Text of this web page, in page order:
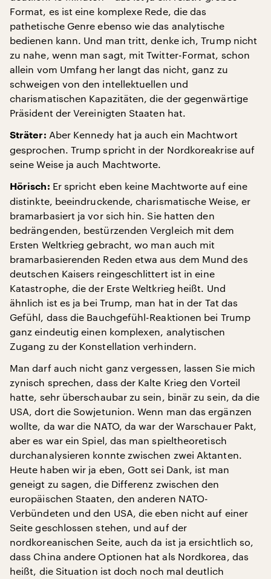
Format, es ist eine komplexe Rede, die das
pathetische Genre ebenso wie das analytische
bedienen kann. Und man tritt, denke ich, Trump nicht
zu nahe, wenn man sagt, mit Twitter-Format, schon
allein vom Umfang her langt das nicht, ganz zu
schweigen von den intellektuellen und
charismatischen Kapazitäten, die der gegenwärtige
Präsident der Vereinigten Staaten hat.
Sträter: Aber Kennedy hat ja auch ein Machtwort
gesprochen. Trump spricht in der Nordkoreakrise auf
seine Weise ja auch Machtworte.
Hörisch: Er spricht eben keine Machtworte auf eine
distinkte, beeindruckende, charismatische Weise, er
bramarbasiert ja vor sich hin. Sie hatten den
bedrängenden, bestürzenden Vergleich mit dem
Ersten Weltkrieg gebracht, wo man auch mit
bramarbasierenden Reden etwa aus dem Mund des
deutschen Kaisers reingeschlittert ist in eine
Katastrophe, die der Erste Weltkrieg heißt. Und
ähnlich ist es ja bei Trump, man hat in der Tat das
Gefühl, dass die Bauchgefühl-Reaktionen bei Trump
ganz eindeutig einen komplexen, analytischen
Zugang zu der Konstellation verhindern.
Man darf auch nicht ganz vergessen, lassen Sie mich
zynisch sprechen, dass der Kalte Krieg den Vorteil
hatte, sehr überschaubar zu sein, binär zu sein, da die
USA, dort die Sowjetunion. Wenn man das ergänzen
wollte, da war die NATO, da war der Warschauer Pakt,
aber es war ein Spiel, das man spieltheoretisch
durchanalysieren konnte zwischen zwei Aktanten.
Heute haben wir ja eben, Gott sei Dank, ist man
geneigt zu sagen, die Differenz zwischen den
europäischen Staaten, den anderen NATO-
Verbündeten und den USA, die eben nicht auf einer
Seite geschlossen stehen, und auf der
nordkoreanischen Seite, auch da ist ja ersichtlich so,
dass China andere Optionen hat als Nordkorea, das
heißt, die Situation ist doch noch mal deutlich